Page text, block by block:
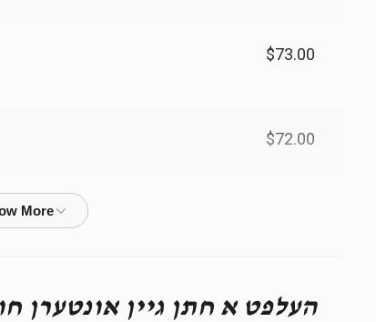
$73.00
$72.00
$360.00
העלפט א חתן גיין אונטערן